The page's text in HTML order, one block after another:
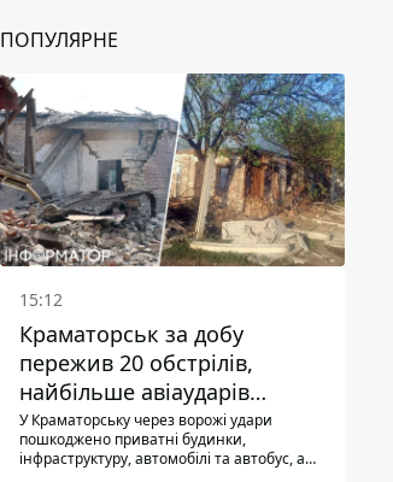
ПОПУЛЯРНЕ
15:12
Краматорськ за добу
пережив 20 обстрілів,
найбільше авіаударів
КАБ-250
У Краматорську через ворожі удари
пошкоджено приватні будинки,
інфраструктуру, автомобілі та автобус, а